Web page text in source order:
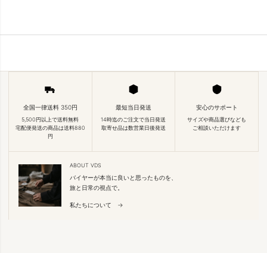
全国一律送料 350円
5,500円以上で送料無料
宅配便発送の商品は送料880
円
最短当日発送
14時迄のご注文で当日発送
取寄せ品は数営業日後発送
安心のサポート
サイズや商品選びなども
ご相談いただけます
ABOUT VDS
バイヤーが本当に良いと思ったものを、
旅と日常の視点で。
私たちについて →